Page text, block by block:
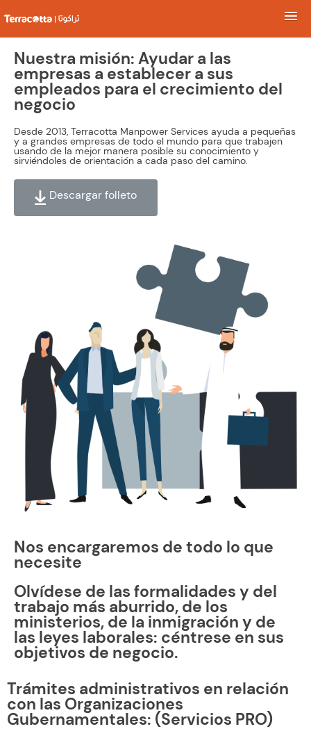
Nuestra misión: Ayudar a las
empresas a establecer a sus
empleados para el crecimiento del
negocio
Desde 2013, Terracotta Manpower Services ayuda a pequeñas
y a grandes empresas de todo el mundo para que trabajen
usando de la mejor manera posible su conocimiento y
sirviéndoles de orientación a cada paso del camino.
Descargar folleto
Nos encargaremos de todo lo que
necesite
Olvídese de las formalidades y del
trabajo más aburrido, de los
ministerios, de la inmigración y de
las leyes laborales: céntrese en sus
objetivos de negocio.
Trámites administrativos en relación
con las Organizaciones
Gubernamentales: (Servicios PRO)